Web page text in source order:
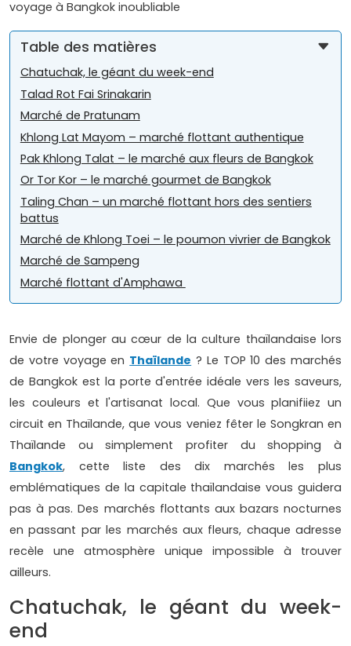
voyage à Bangkok inoubliable
Table des matières
Chatuchak, le géant du week-end
Talad Rot Fai Srinakarin
Marché de Pratunam
Khlong Lat Mayom – marché flottant authentique
Pak Khlong Talat – le marché aux fleurs de Bangkok
Or Tor Kor – le marché gourmet de Bangkok
Taling Chan – un marché flottant hors des sentiers
battus
Marché de Khlong Toei – le poumon vivrier de Bangkok
Marché de Sampeng
Marché flottant d'Amphawa
Envie de plonger au cœur de la culture thaïlandaise lors
de votre voyage en Thaïlande ? Le TOP 10 des marchés
de Bangkok est la porte d'entrée idéale vers les saveurs,
les couleurs et l'artisanat local. Que vous planifiiez un
circuit en Thaïlande, que vous veniez fêter le Songkran en
Thaïlande ou simplement profiter du shopping à
Bangkok, cette liste des dix marchés les plus
emblématiques de la capitale thaïlandaise vous guidera
pas à pas. Des marchés flottants aux bazars nocturnes
en passant par les marchés aux fleurs, chaque adresse
recèle une atmosphère unique impossible à trouver
ailleurs.
Chatuchak, le géant du week-
end